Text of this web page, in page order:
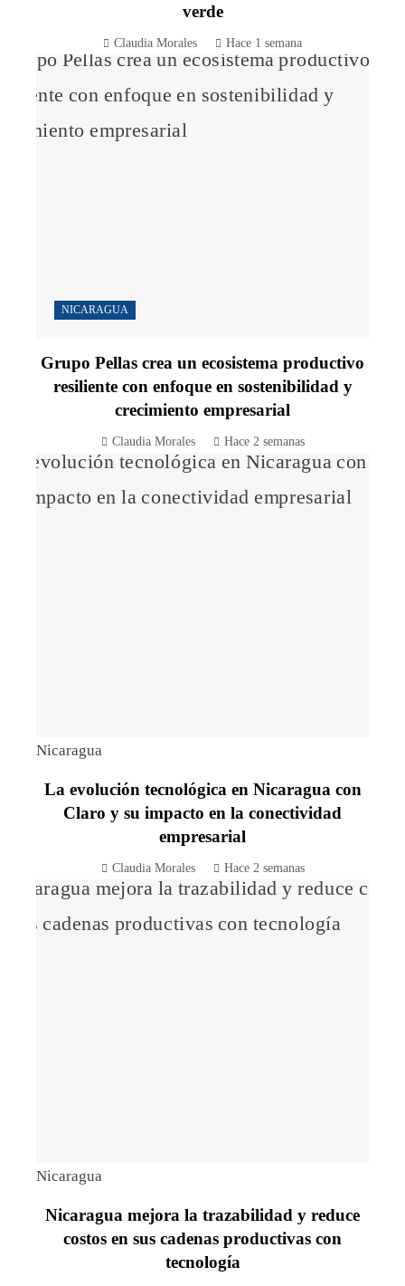
verde
Claudia Morales Hace 1 semana
NICARAGUA
Grupo Pellas crea un ecosistema productivo
resiliente con enfoque en sostenibilidad y
crecimiento empresarial
Claudia Morales Hace 2 semanas
Nicaragua
La evolución tecnológica en Nicaragua con
Claro y su impacto en la conectividad
empresarial
Claudia Morales Hace 2 semanas
Nicaragua
Nicaragua mejora la trazabilidad y reduce
costos en sus cadenas productivas con
tecnología